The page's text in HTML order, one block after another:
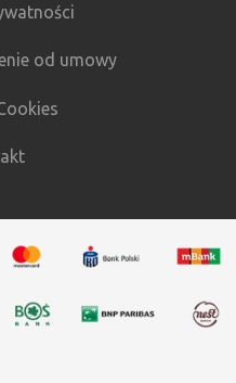
od umowy